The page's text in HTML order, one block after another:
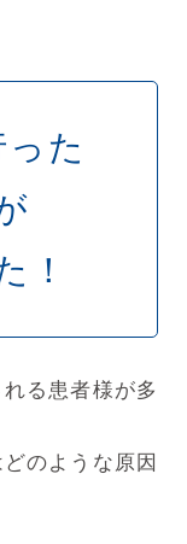
た
！
る患者様が多
のような原因